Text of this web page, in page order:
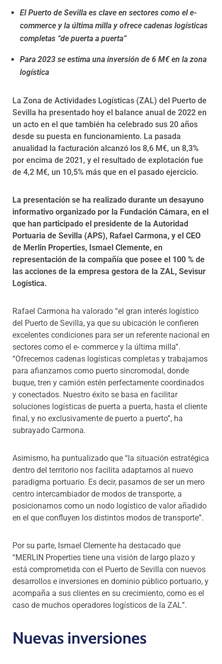
El Puerto de Sevilla es clave en sectores como el e-
commerce y la última milla y ofrece cadenas logísticas
completas “de puerta a puerta”
Para 2023 se estima una inversión de 6 M€ en la zona
logística
La Zona de Actividades Logísticas (ZAL) del Puerto de
Sevilla ha presentado hoy el balance anual de 2022 en
un acto en el que también ha celebrado sus 20 años
desde su puesta en funcionamiento. La pasada
anualidad la facturación alcanzó los 8,6 M€, un 8,3%
por encima de 2021, y el resultado de explotación fue
de 4,2 M€, un 10,5% más que en el pasado ejercicio.
La presentación se ha realizado durante un desayuno
informativo organizado por la Fundación Cámara, en el
que han participado el presidente de la Autoridad
Portuaria de Sevilla (APS), Rafael Carmona, y el CEO
de Merlin Properties, Ismael Clemente, en
representación de la compañía que posee el 100 % de
las acciones de la empresa gestora de la ZAL, Sevisur
Logística.
Rafael Carmona ha valorado “el gran interés logístico
del Puerto de Sevilla, ya que su ubicación le confieren
excelentes condiciones para ser un referente nacional en
sectores como el e- commerce y la última milla”.
“Ofrecemos cadenas logísticas completas y trabajamos
para afianzarnos como puerto sincromodal, donde
buque, tren y camión estén perfectamente coordinados
y conectados. Nuestro éxito se basa en facilitar
soluciones logísticas de puerta a puerta, hasta el cliente
final, y no exclusivamente de puerto a puerto”, ha
subrayado Carmona.
Asimismo, ha puntualizado que “la situación estratégica
dentro del territorio nos facilita adaptarnos al nuevo
paradigma portuario. Es decir, pasamos de ser un mero
centro intercambiador de modos de transporte, a
posicionarnos como un nodo logístico de valor añadido
en el que confluyen los distintos modos de transporte”.
Por su parte, Ismael Clemente ha destacado que
“MERLIN Properties tiene una visión de largo plazo y
está comprometida con el Puerto de Sevilla con nuevos
desarrollos e inversiones en dominio público portuario, y
acompaña a sus clientes en su crecimiento, como es el
caso de muchos operadores logísticos de la ZAL”.
Nuevas inversiones